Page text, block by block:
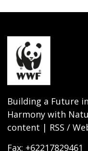
Building a Future
Harmony with
content | RSS /
Fax: +62217829461